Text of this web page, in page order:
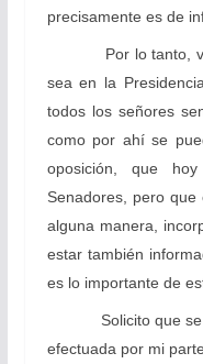
precisamente es de
Por lo tanto, voy
sea en la
todos los señores
como por ahí se
oposición, que
Senadores, pero
alguna manera,
estar también
es lo importante de
Solicito que se
efectuada por mi